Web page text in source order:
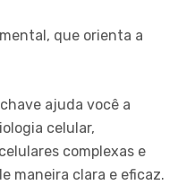
que orienta a
ajuda você a
celular,
complexas e
maneira clara e eficaz.